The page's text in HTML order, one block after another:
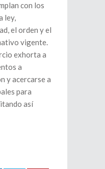
con los
ley,
el orden y el
vigente.
exhorta a
a
y acercarse a
para
así